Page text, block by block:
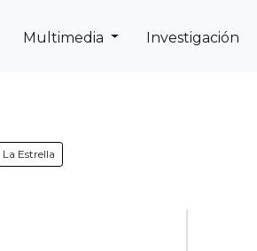
Multimedia Investigación
La Estrella